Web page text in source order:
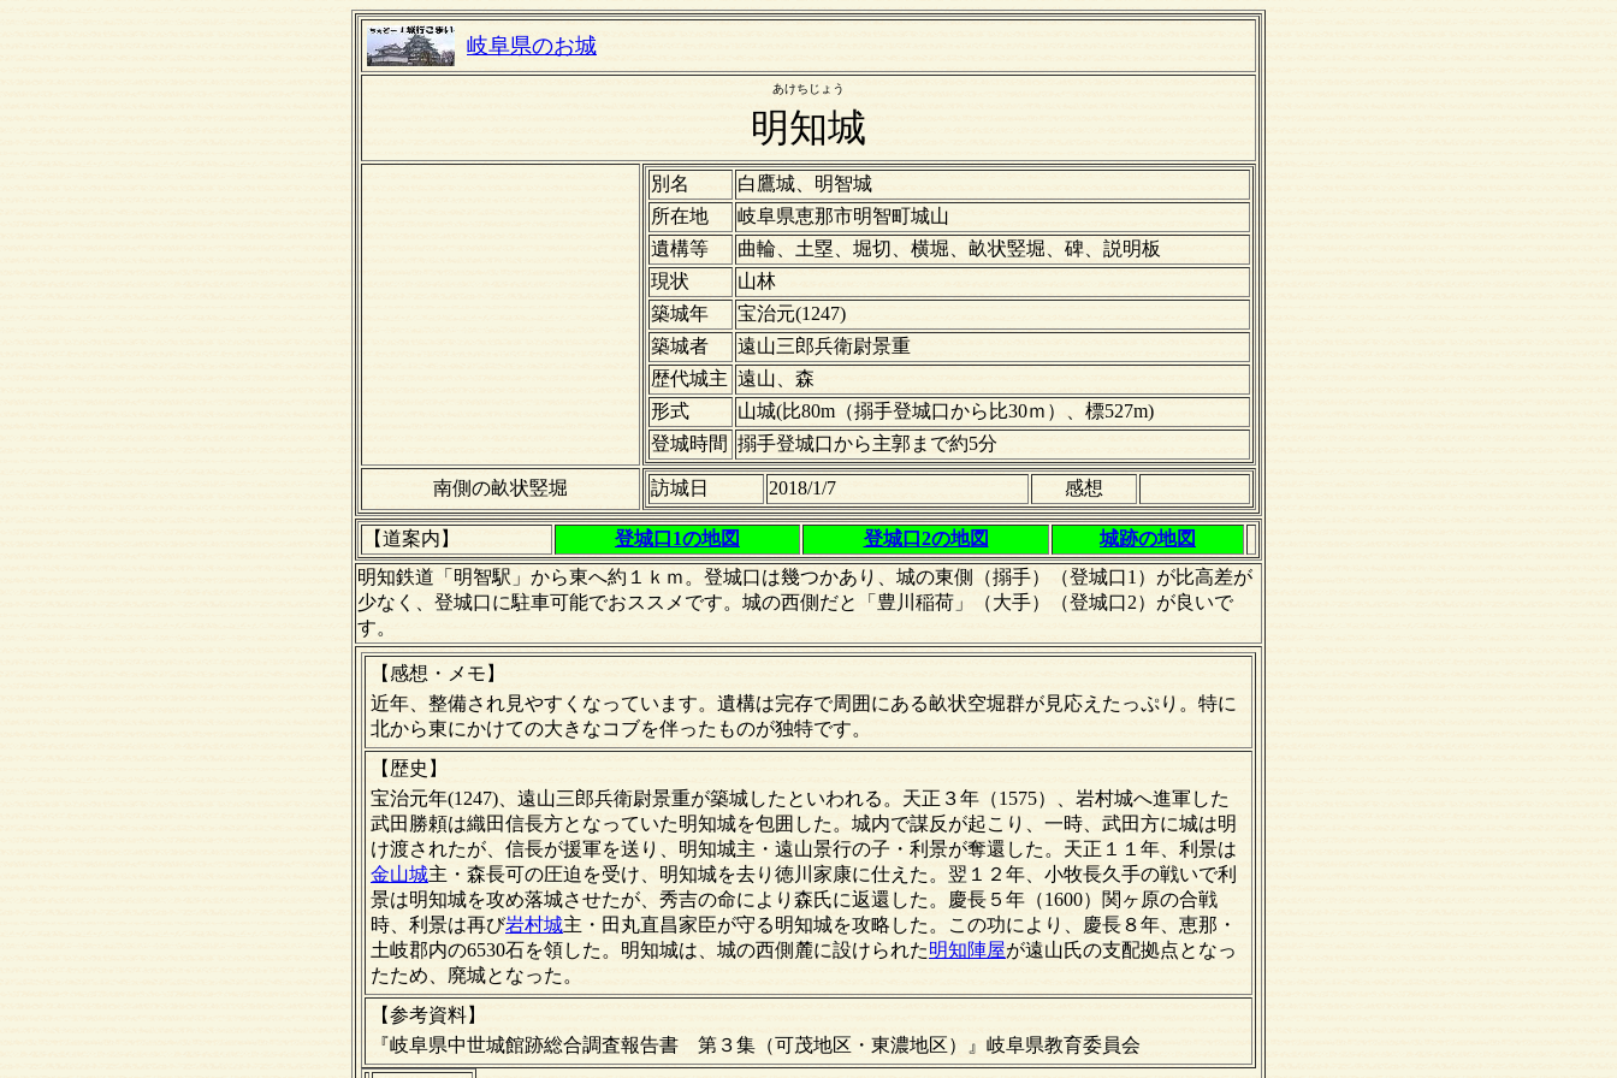
岐阜県のお城
あけちじょう
明知城
別名
白鷹城、明智城
所在地
岐阜県恵那市明智町城山
遺構等
曲輪、土塁、堀切、横堀、畝状竪堀、碑、説明板
現状
山林
築城年
宝治元(1247)
築城者
遠山三郎兵衛尉景重
歴代城主 遠山、森
形式
山城(比80m（搦手登城口から比30ｍ）、標527m)
登城時間 搦手登城口から主郭まで約5分
南側の畝状竪堀 訪城日 2018/1/7 感想
【道案内】 登城口1の地図 登城口2の地図
城跡の地図
明知鉄道「明智駅」から東へ約１ｋｍ。登城口は幾つかあり、城の東側（搦手）（登城口1）が比高差が
少なく、登城口に駐車可能でおススメです。城の西側だと「豊川稲荷」（大手）（登城口2）が良いで
す。
【感想・メモ】
近年、整備され見やすくなっています。遺構は完存で周囲にある畝状空堀群が見応えたっぷり。特に
北から東にかけての大きなコブを伴ったものが独特です。
【歴史】
宝治元年(1247)、遠山三郎兵衛尉景重が築城したといわれる。天正３年（1575）、岩村城へ進軍した
武田勝頼は織田信長方となっていた明知城を包囲した。城内で謀反が起こり、一時、武田方に城は明
け渡されたが、信長が援軍を送り、明知城主・遠山景行の子・利景が奪還した。天正１１年、利景は
金山城主・森長可の圧迫を受け、明知城を去り徳川家康に仕えた。翌１２年、小牧長久手の戦いで利
景は明知城を攻め落城させたが、秀吉の命により森氏に返還した。慶長５年（1600）関ヶ原の合戦
時、利景は再び岩村城主・田丸直昌家臣が守る明知城を攻略した。この功により、慶長８年、恵那・
土岐郡内の6530石を領した。明知城は、城の西側麓に設けられた明知陣屋が遠山氏の支配拠点となっ
たため、廃城となった。
【参考資料】
『岐阜県中世城館跡総合調査報告書 第３集（可茂地区・東濃地区）』岐阜県教育委員会